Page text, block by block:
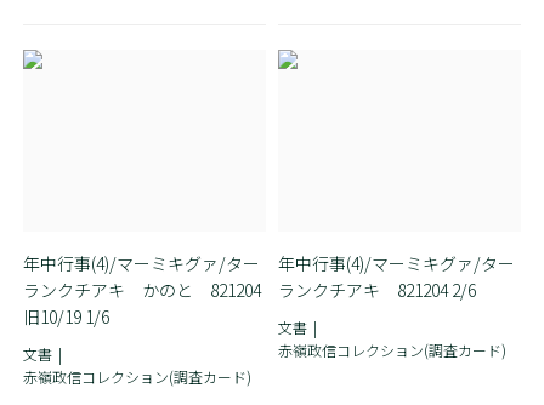
年中行事(4)/マーミキグァ/ター
ランクチアキ かのと 821204
旧10/19 1/6
文書
赤嶺政信コレクション(調査カード)
年中行事(4)/マーミキグァ/ター
ランクチアキ 821204 2/6
文書
赤嶺政信コレクション(調査カード)